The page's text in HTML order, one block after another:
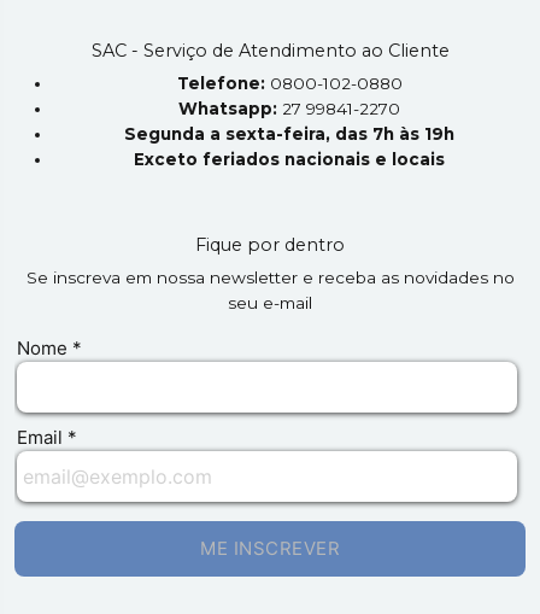
SAC - Serviço de Atendimento ao Cliente
Telefone: 0800-102-0880
Whatsapp: 27 99841-2270
Segunda a sexta-feira, das 7h às 19h
Exceto feriados nacionais e locais
Fique por dentro
Se inscreva em nossa newsletter e receba as novidades no
seu e-mail